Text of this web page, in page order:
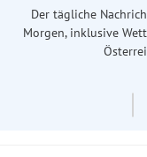
Der tägliche
Morgen, inklusive